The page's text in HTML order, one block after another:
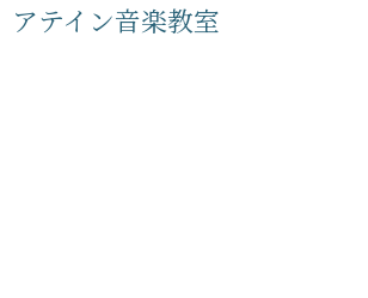
アテイン音楽教室